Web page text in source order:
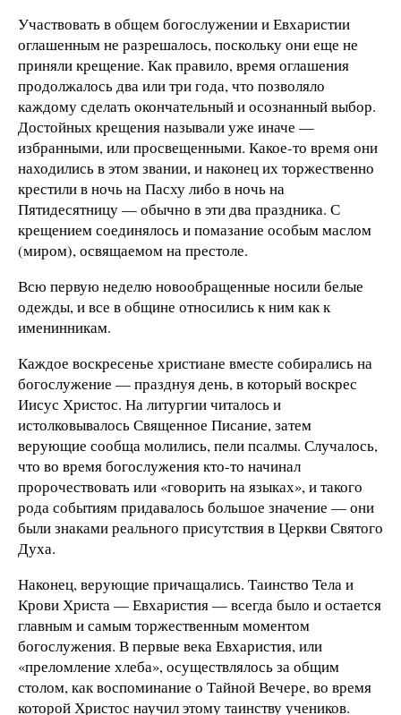
Участвовать в общем богослужении и Евхаристии
оглашенным не разрешалось, поскольку они еще не
приняли крещение. Как правило, время оглашения
продолжалось два или три года, что позволяло
каждому сделать окончательный и осознанный выбор.
Достойных крещения называли уже иначе —
избранными, или просвещенными. Какое-то время они
находились в этом звании, и наконец их торжественно
крестили в ночь на Пасху либо в ночь на
Пятидесятницу — обычно в эти два праздника. С
крещением соединялось и помазание особым маслом
(миром), освящаемом на престоле.
Всю первую неделю новообращенные носили белые
одежды, и все в общине относились к ним как к
именинникам.
Каждое воскресенье христиане вместе собирались на
богослужение — празднуя день, в который воскрес
Иисус Христос. На литургии читалось и
истолковывалось Священное Писание, затем
верующие сообща молились, пели псалмы. Случалось,
что во время богослужения кто-то начинал
пророчествовать или «говорить на языках», и такого
рода событиям придавалось большое значение — они
были знаками реального присутствия в Церкви Святого
Духа.
Наконец, верующие причащались. Таинство Тела и
Крови Христа — Евхаристия — всегда было и остается
главным и самым торжественным моментом
богослужения. В первые века Евхаристия, или
«преломление хлеба», осуществлялось за общим
столом, как воспоминание о Тайной Вечере, во время
которой Христос научил этому таинству учеников.